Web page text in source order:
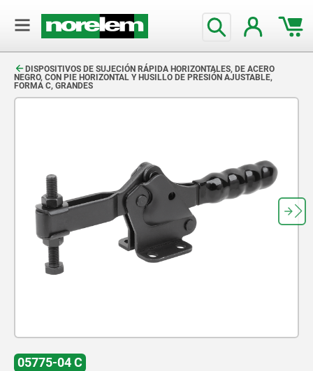
DISPOSITIVOS DE SUJECIÓN RÁPIDA HORIZONTALES, DE ACERO
NEGRO, CON PIE HORIZONTAL Y HUSILLO DE PRESIÓN AJUSTABLE,
FORMA C, GRANDES
05775-04 C